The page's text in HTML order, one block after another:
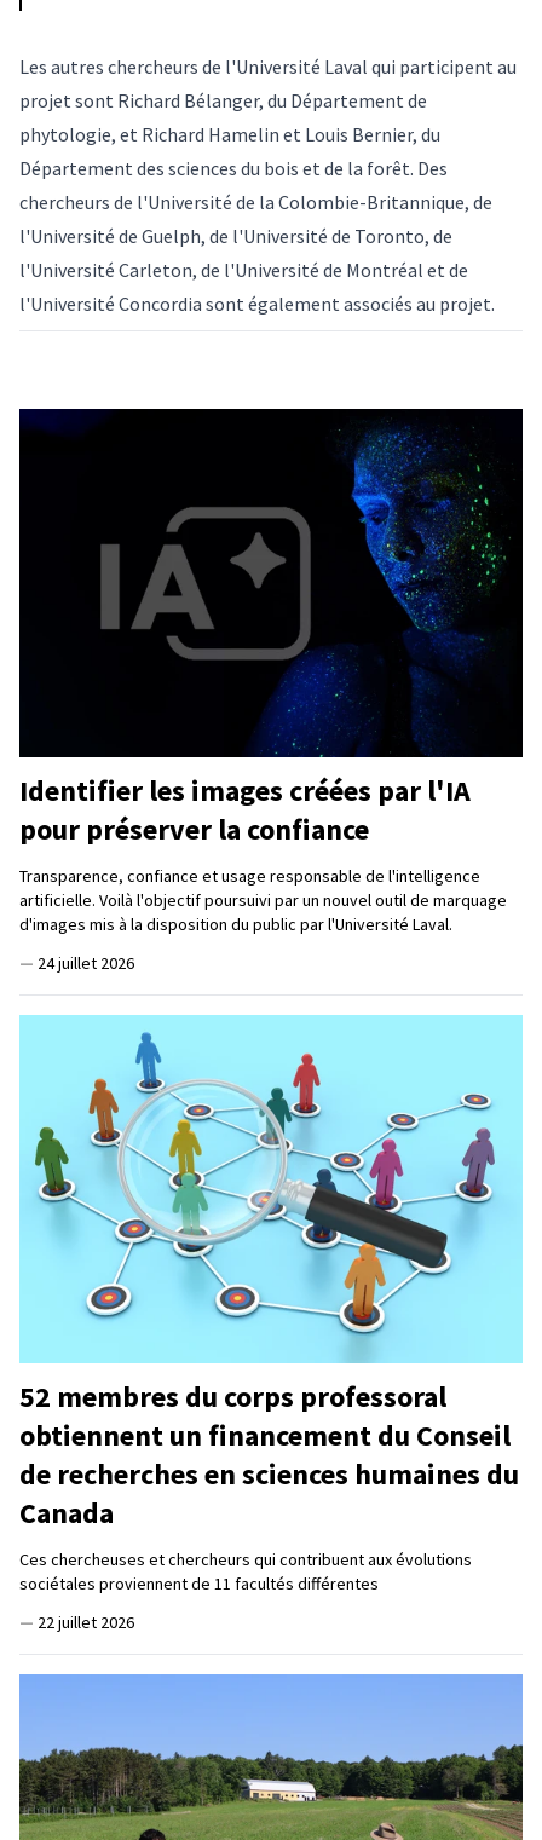
Les autres chercheurs de l'Université Laval qui participent au
projet sont Richard Bélanger, du Département de
phytologie, et Richard Hamelin et Louis Bernier, du
Département des sciences du bois et de la forêt. Des
chercheurs de l'Université de la Colombie-Britannique, de
l'Université de Guelph, de l'Université de Toronto, de
l'Université Carleton, de l'Université de Montréal et de
l'Université Concordia sont également associés au projet.
Identifier les images créées par l'IA
pour préserver la confiance
Transparence, confiance et usage responsable de l'intelligence
artificielle. Voilà l'objectif poursuivi par un nouvel outil de marquage
d'images mis à la disposition du public par l'Université Laval.
— 24 juillet 2026
52 membres du corps professoral
obtiennent un financement du Conseil
de recherches en sciences humaines du
Canada
Ces chercheuses et chercheurs qui contribuent aux évolutions
sociétales proviennent de 11 facultés différentes
— 22 juillet 2026